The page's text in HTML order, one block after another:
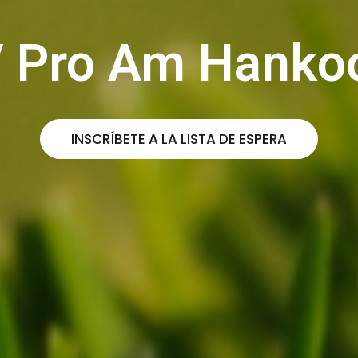
Pro Am
INSCRÍBETE A LA LISTA DE ESPERA